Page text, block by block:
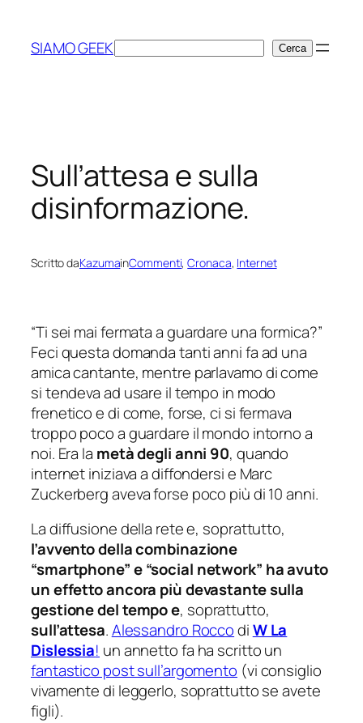
contenuto
SIAMO GEEKCerca Cerca
Sull’attesa e sulla
disinformazione.
Scritto daKazumainCommenti, Cronaca, Internet
“Ti sei mai fermata a guardare una formica?”
Feci questa domanda tanti anni fa ad una
amica cantante, mentre parlavamo di come
si tendeva ad usare il tempo in modo
frenetico e di come, forse, ci si fermava
troppo poco a guardare il mondo intorno a
noi. Era la metà degli anni 90, quando
internet iniziava a diffondersi e Marc
Zuckerberg aveva forse poco più di 10 anni.
La diffusione della rete e, soprattutto,
l’avvento della combinazione
“smartphone” e “social network” ha avuto
un effetto ancora più devastante sulla
gestione del tempo e, soprattutto,
sull’attesa.Alessandro RoccodiW La
Dislessia! un annetto fa ha scritto un
fantastico post sull’argomento (vi consiglio
vivamente di leggerlo, soprattutto se avete
figli).